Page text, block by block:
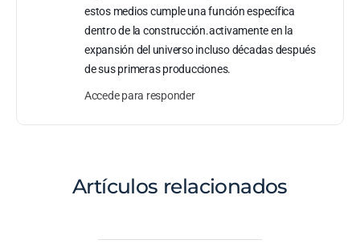
estos medios cumple una función específica
dentro de la construcción.activamente en la
expansión del universo incluso décadas después
de sus primeras producciones.
Accede para responder
Artículos relacionados